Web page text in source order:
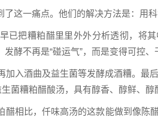
这一痛点。他们的解决方法是：用科
已把糟粕醋里里外外分析透彻，将
酵不再是“碰运气”，而是变得可控、
加入酒曲及益生菌等发酵成酒糟。最
菌糟粕醋酸汤，具有醇香、醇鲜、醇
相比，仟味高汤的这款能做到像陈